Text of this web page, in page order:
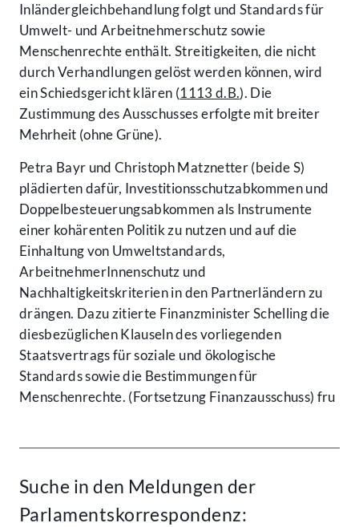
Inländergleichbehandlung folgt und Standards für
Umwelt- und Arbeitnehmerschutz sowie
Menschenrechte enthält. Streitigkeiten, die nicht
durch Verhandlungen gelöst werden können, wird
ein Schiedsgericht klären (1113 d.B.). Die
Zustimmung des Ausschusses erfolgte mit breiter
Mehrheit (ohne Grüne).
Petra Bayr und Christoph Matznetter (beide S)
plädierten dafür, Investitionsschutzabkommen und
Doppelbesteuerungsabkommen als Instrumente
einer kohärenten Politik zu nutzen und auf die
Einhaltung von Umweltstandards,
ArbeitnehmerInnenschutz und
Nachhaltigkeitskriterien in den Partnerländern zu
drängen. Dazu zitierte Finanzminister Schelling die
diesbezüglichen Klauseln des vorliegenden
Staatsvertrags für soziale und ökologische
Standards sowie die Bestimmungen für
Menschenrechte. (Fortsetzung Finanzausschuss) fru
Suche in den Meldungen der
Parlamentskorrespondenz: